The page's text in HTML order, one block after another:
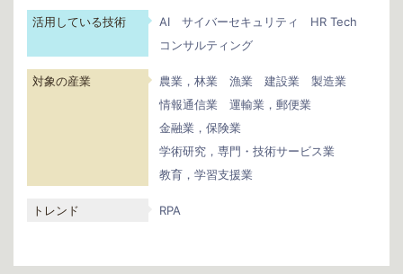
活用している技術 AI サイバーセキュリティ
HR Tech
コンサルティング
対象の産業 農業，林業 漁業 建設業
製造業
情報通信業
運輸業，郵便業
金融業，保険業
学術研究，専門・技術サービス業
教育，学習支援業
トレンド RPA